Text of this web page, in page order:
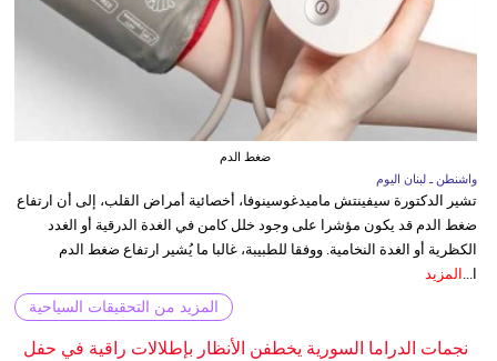
ضغط الدم
واشنطن ـ لبنان اليوم
تشير الدكتورة سيفينتش ماميدغوسينوفا، أخصائية أمراض القلب، إلى أن ارتفاع
ضغط الدم قد يكون مؤشرا على وجود خلل كامن في الغدة الدرقية أو الغدد
الكظرية أو الغدة النخامية. ووفقا للطبيبة، غالبا ما يُشير ارتفاع ضغط الدم
ا... المزيد
المزيد من التحقيقات السياحية
نجمات الدراما السورية يخطفن الأنظار بإطلالات راقية في حفل